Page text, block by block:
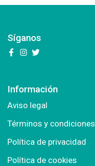
Síganos
Información
Aviso legal
Términos y condiciones
Política de privacidad
Política de cookies